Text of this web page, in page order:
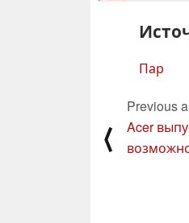
Пар
⟨
Previous
Acer